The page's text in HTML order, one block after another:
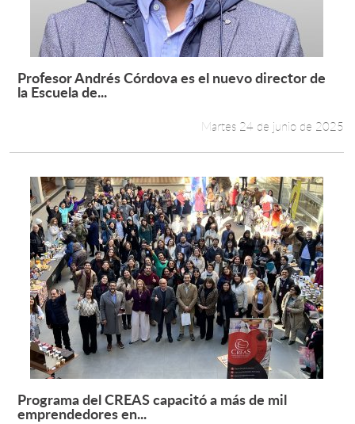
Leer más +
Profesor Andrés Córdova es el nuevo director de
la Escuela de...
Martes 24 de junio de 2025
Leer más +
Programa del CREAS capacitó a más de mil
emprendedores en...